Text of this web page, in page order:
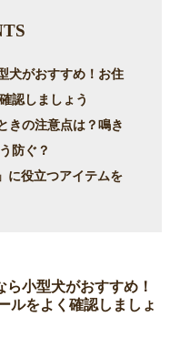
犬がおすすめ！お住
認しましょう
きの注意点は？鳴き
防ぐ？
に役立つアイテムを
小型犬がおすすめ！
ルをよく確認しましょ